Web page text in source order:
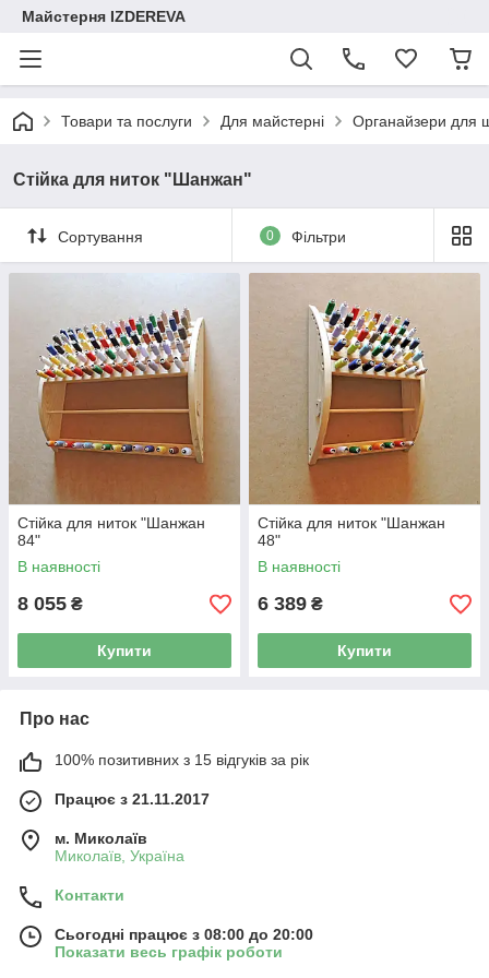
Майстерня IZDEREVA
Товари та послуги Для майстерні Органайзери для
Стійка для ниток "Шанжан"
Сортування 0 Фільтри
Стійка для ниток "Шанжан
84"
В наявності
8 055 ₴
Купити
Стійка для ниток "Шанжан
48"
В наявності
6 389 ₴
Купити
Про нас
100% позитивних з 15 відгуків за рік
Працює з 21.11.2017
м. Миколаїв
Миколаїв, Україна
Контакти
Сьогодні працює з 08:00 до 20:00
Показати весь графік роботи